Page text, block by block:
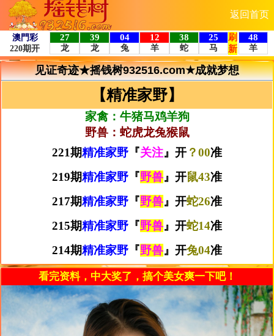
返回首页
见证奇迹★摇钱树932516.com★成就梦想
【精准家野】
家禽：牛猪马鸡羊狗
野兽：蛇虎龙兔猴鼠
221期精准家野 『关注』开 ？00准
219期精准家野 『野兽』开鼠43准
217期精准家野 『野兽』开蛇26准
215期精准家野 『野兽』开蛇14准
214期精准家野 『野兽』开兔04准
看完资料，中大奖了，搞个美女爽一下吧！